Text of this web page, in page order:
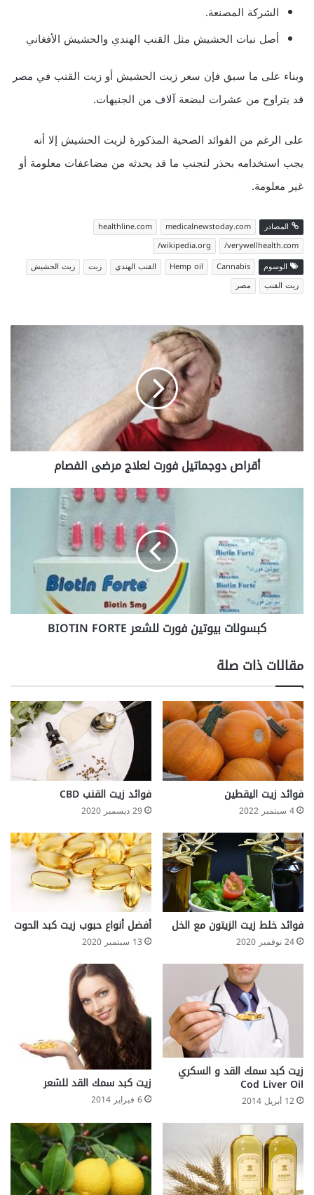
الشركة المصنعة.
أصل نبات الحشيش مثل القنب الهندي والحشيش الأفغاني
وبناء على ما سبق فإن سعر زيت الحشيش أو زيت القنب في مصر
قد يتراوح من عشرات لبضعة آلاف من الجنيهات.
على الرغم من الفوائد الصحية المذكورة لزيت الحشيش إلا أنه
يجب استخدامه بحذر لتجنب ما قد يحدثه من مضاعفات معلومة أو
غير معلومة.
المصادر medicalnewstoday.com
healthline.com
verywellhealth.com/
wikipedia.org/
الوسوم
Cannabis
Hemp oil القنب الهندي زيت
زيت الحشيش
زيت القنب
مصر
أقراص
أقراص دوجماتيل فورت لعلاج مرضى الفصام
للشعر
BIOTIN
FORTE
كبسولات بيوتين فورت للشعر BIOTIN FORTE
مقالات ذات صلة
فوائد زيت اليقطين
4 سبتمبر 2022
فوائد زيت القنب CBD
29 ديسمبر 2020
فوائد خلط زيت الزيتون مع الخل
24 نوفمبر 2020
أفضل أنواع حبوب زيت كبد الحوت
13 سبتمبر 2020
زيت كبد سمك القد و السكري
Cod Liver Oil
12 أبريل 2014
زيت كبد سمك القد للشعر
6 فبراير 2014